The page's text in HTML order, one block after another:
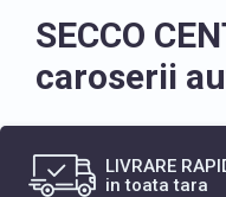
SECCO
caroserii
LIVRARE
in toata tara